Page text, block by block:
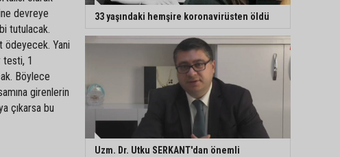
devreye
tutulacak.
ödeyecek. Yani
testi, 1
Böylece
girenlerin
çıkarsa bu
33 yaşındaki hemşire koronavirüsten öldü
Uzm. Dr. Utku SERKANT'dan önemli